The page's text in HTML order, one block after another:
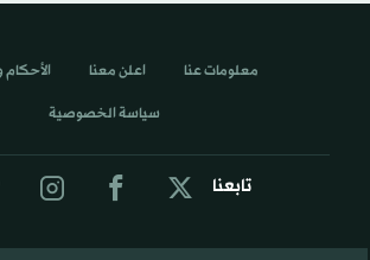
تابعنا
معلومات عنا اعلن معنا
سياسة الخصوصية